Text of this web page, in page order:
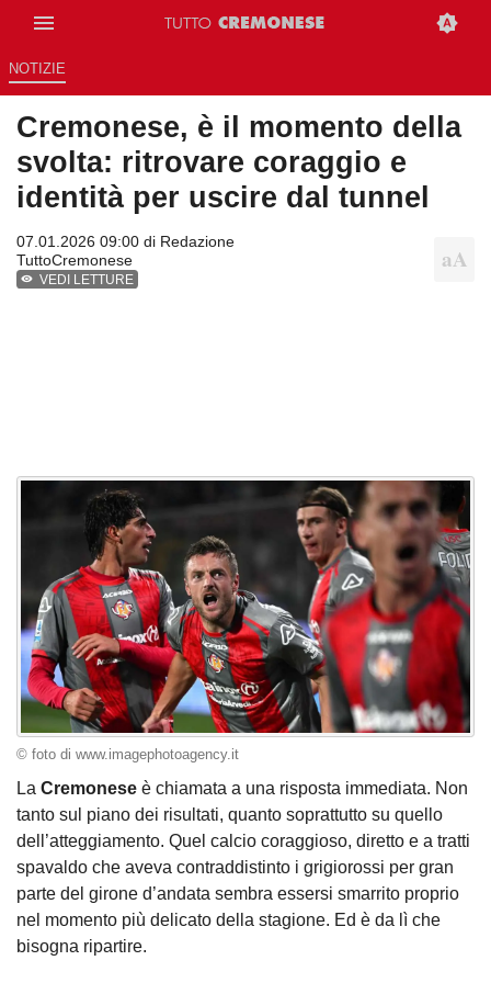
NOTIZIE
Cremonese, è il momento della
svolta: ritrovare coraggio e
identità per uscire dal tunnel
07.01.2026 09:00 di Redazione
TuttoCremonese
VEDI LETTURE
© foto di www.imagephotoagency.it
La Cremonese è chiamata a una risposta immediata. Non
tanto sul piano dei risultati, quanto soprattutto su quello
dell’atteggiamento. Quel calcio coraggioso, diretto e a tratti
spavaldo che aveva contraddistinto i grigiorossi per gran
parte del girone d’andata sembra essersi smarrito proprio
nel momento più delicato della stagione. Ed è da lì che
bisogna ripartire.